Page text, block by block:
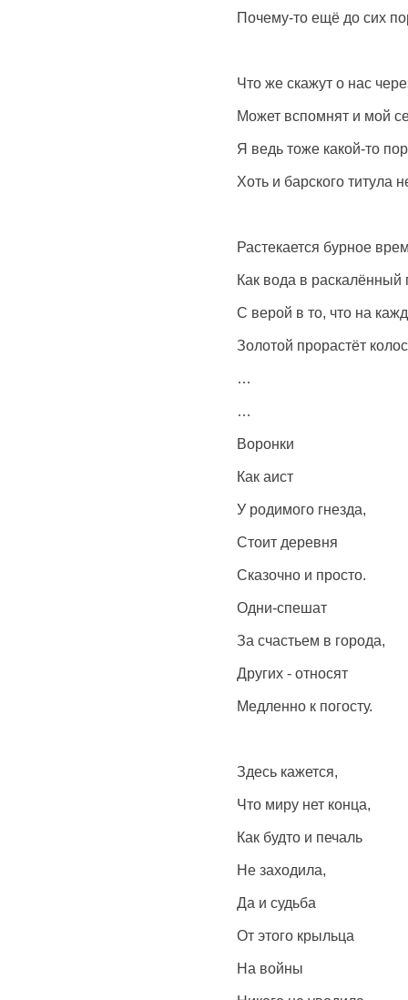
Почему-то ещё до сих
Что же скажут о нас
Может вспомнят и мой
Я ведь тоже какой-то
Хоть и барского титула
Растекается бурное
Как вода в раскалённый
С верой в то, что на
Золотой прорастёт
Воронки
Как аист
У родимого гнезда,
Стоит деревня
Сказочно и просто.
Одни-спешат
За счастьем в города,
Других - относят
Медленно к погосту.
Здесь кажется,
Что миру нет конца,
Как будто и печаль
Не заходила,
Да и судьба
От этого крыльца
На войны